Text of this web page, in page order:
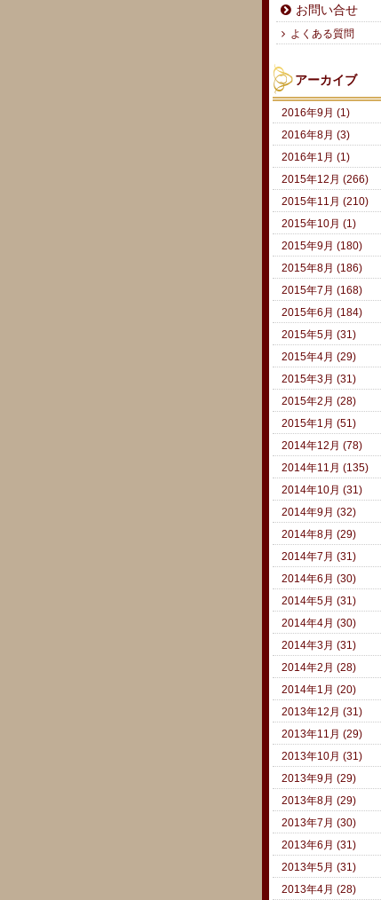
お問い合せ
よくある質問
アーカイブ
2016年9月 (1)
2016年8月 (3)
2016年1月 (1)
2015年12月 (266)
2015年11月 (210)
2015年10月 (1)
2015年9月 (180)
2015年8月 (186)
2015年7月 (168)
2015年6月 (184)
2015年5月 (31)
2015年4月 (29)
2015年3月 (31)
2015年2月 (28)
2015年1月 (51)
2014年12月 (78)
2014年11月 (135)
2014年10月 (31)
2014年9月 (32)
2014年8月 (29)
2014年7月 (31)
2014年6月 (30)
2014年5月 (31)
2014年4月 (30)
2014年3月 (31)
2014年2月 (28)
2014年1月 (20)
2013年12月 (31)
2013年11月 (29)
2013年10月 (31)
2013年9月 (29)
2013年8月 (29)
2013年7月 (30)
2013年6月 (31)
2013年5月 (31)
2013年4月 (28)